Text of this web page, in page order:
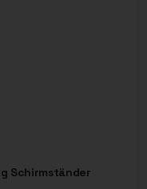
Schirmständer